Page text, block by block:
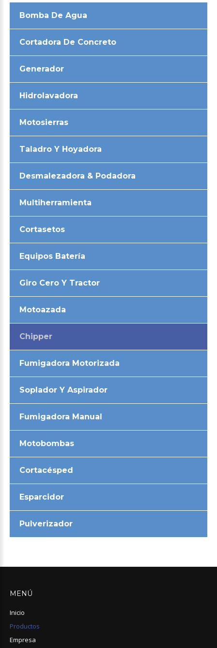
Bomba De Agua
Cortadora De Concreto
Generador
Hidrolavadora
Motosierras
Taladro Y Hoyadora
Desmalezadora & Podadora
Multiherramienta
Cortasetos
Equipos Batería
Giro Cero Y Tractor
Motoazada
Chipper
Fumigadora Motorizada
Soplador Y Aspirador
Fumigadora Manual
Motobombas
Cortacésped
Esparcidor
Pulverizador
MENÚ
Inicio
Productos
Empresa